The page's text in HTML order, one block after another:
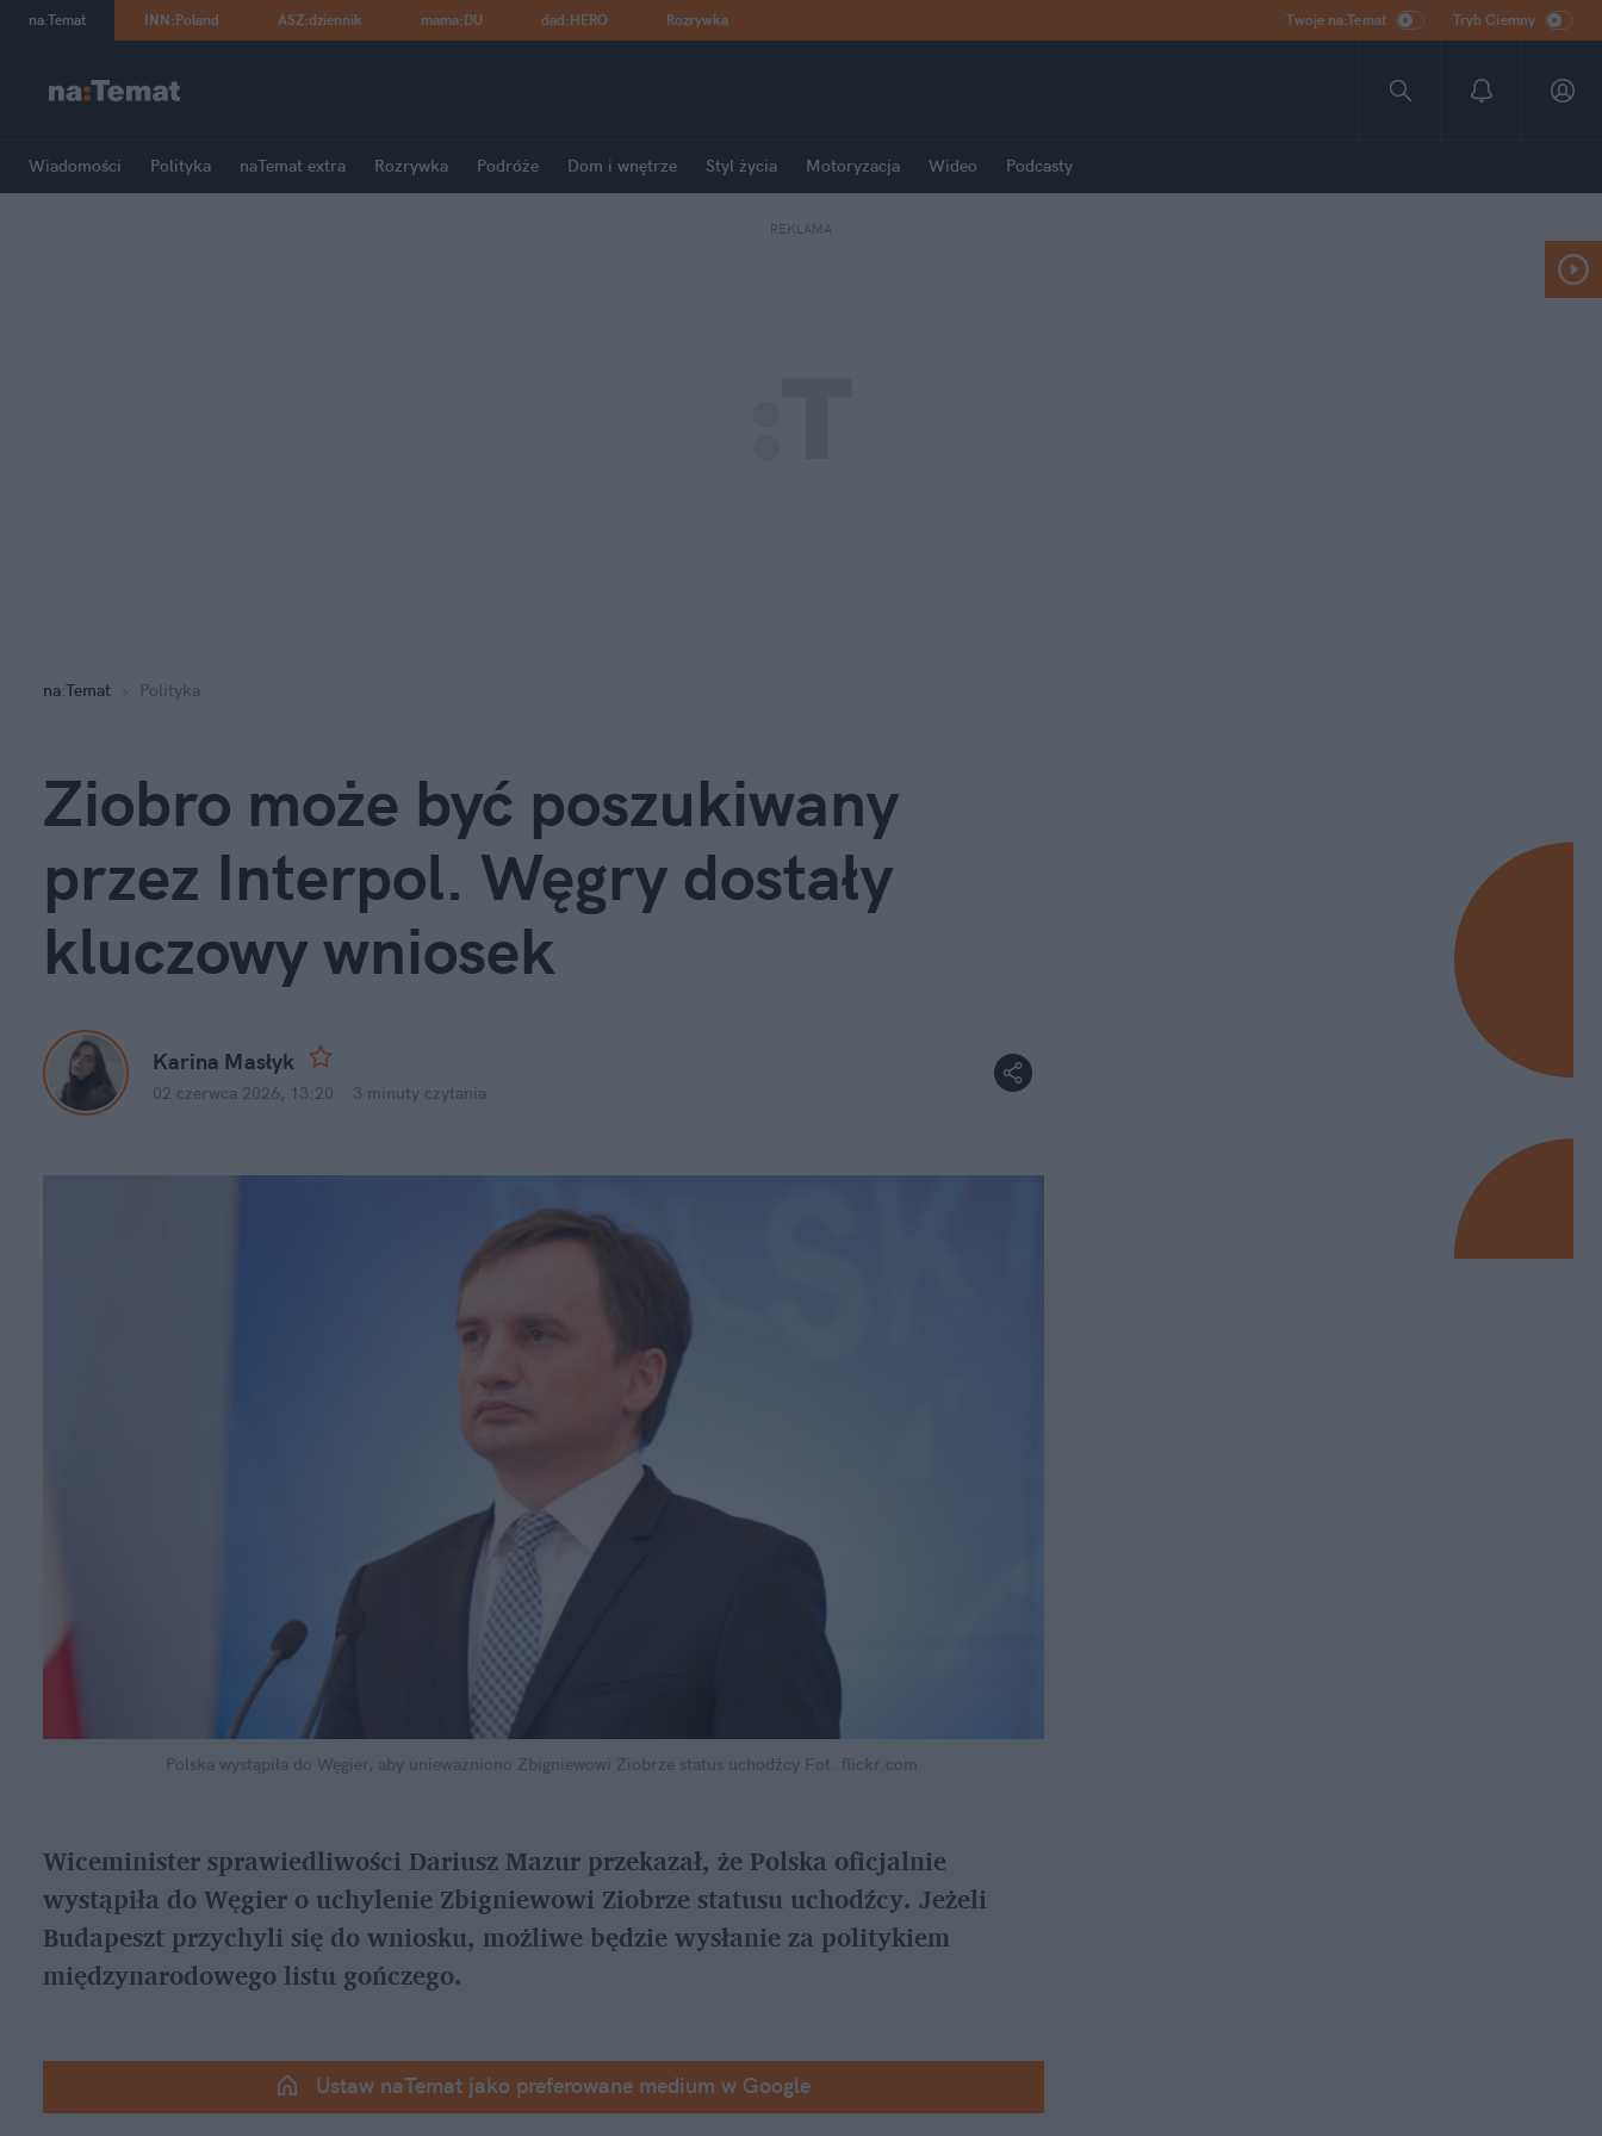
na:Temat INN:Poland ASZ:dziennik mama:DU dad:HERO Rozrywka Twoje na:Temat Tryb Ciemny
Wiadomości Polityka naTemat extra Rozrywka Podróże Dom i wnętrze Styl życia Motoryzacja Wideo Podcasty
REKLAMA
na:Temat Polityka
Ziobro może być poszukiwany
przez Interpol. Węgry dostały
kluczowy wniosek
Karina Masłyk
02 czerwca 2026, 13:20 3 minuty czytania
Polska wystąpiła do Węgier, aby unieważniono Zbigniewowi Ziobrze status uchodźcy Fot. flickr.com
Wiceminister sprawiedliwości Dariusz Mazur przekazał, że Polska oficjalnie
wystąpiła do Węgier o uchylenie Zbigniewowi Ziobrze statusu uchodźcy. Jeżeli
Budapeszt przychyli się do wniosku, możliwe będzie wysłanie za politykiem
międzynarodowego listu gończego.
Ustaw naTemat jako preferowane medium w Google